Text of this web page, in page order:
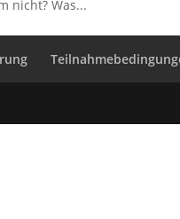
nicht? Was...